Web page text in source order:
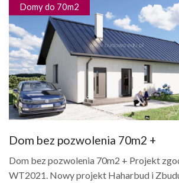
Domy do 70m2
Dom bez pozwolenia 70m2 +
Dom bez pozwolenia 70m2 + Projekt
WT2021. Nowy projekt Haharbud i